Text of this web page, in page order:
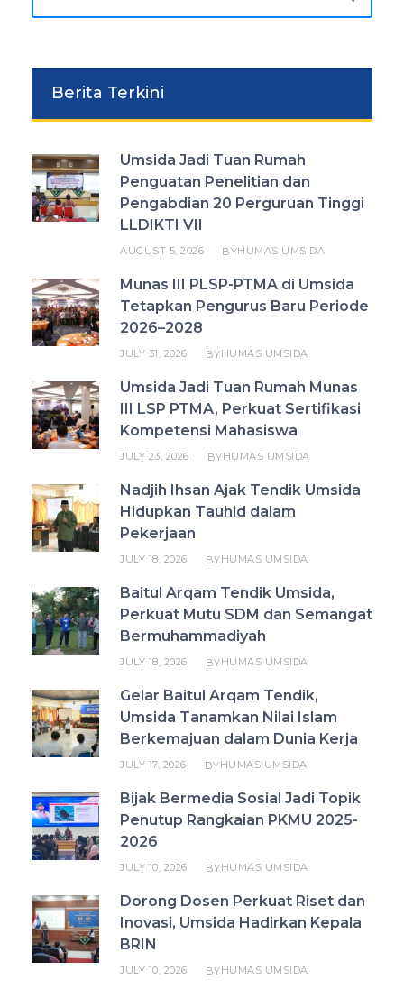
Berita Terkini
Umsida Jadi Tuan Rumah
Penguatan Penelitian dan
Pengabdian 20 Perguruan Tinggi
LLDIKTI VII
AUGUST 5, 2026 BYHUMAS UMSIDA
Munas III PLSP-PTMA di Umsida
Tetapkan Pengurus Baru Periode
2026–2028
JULY 31, 2026 BYHUMAS UMSIDA
Umsida Jadi Tuan Rumah Munas
III LSP PTMA, Perkuat Sertifikasi
Kompetensi Mahasiswa
JULY 23, 2026 BYHUMAS UMSIDA
Nadjih Ihsan Ajak Tendik Umsida
Hidupkan Tauhid dalam
Pekerjaan
JULY 18, 2026 BYHUMAS UMSIDA
Baitul Arqam Tendik Umsida,
Perkuat Mutu SDM dan Semangat
Bermuhammadiyah
JULY 18, 2026 BYHUMAS UMSIDA
Gelar Baitul Arqam Tendik,
Umsida Tanamkan Nilai Islam
Berkemajuan dalam Dunia Kerja
JULY 17, 2026 BYHUMAS UMSIDA
Bijak Bermedia Sosial Jadi Topik
Penutup Rangkaian PKMU 2025-
2026
JULY 10, 2026 BYHUMAS UMSIDA
Dorong Dosen Perkuat Riset dan
Inovasi, Umsida Hadirkan Kepala
BRIN
JULY 10, 2026 BYHUMAS UMSIDA